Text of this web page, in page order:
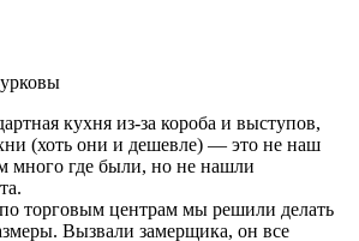
кухня из-за короба и выступов,
(хоть они и дешевле) — это не наш
много где были, но не нашли
торговым центрам мы решили делать
Вызвали замерщика, он все